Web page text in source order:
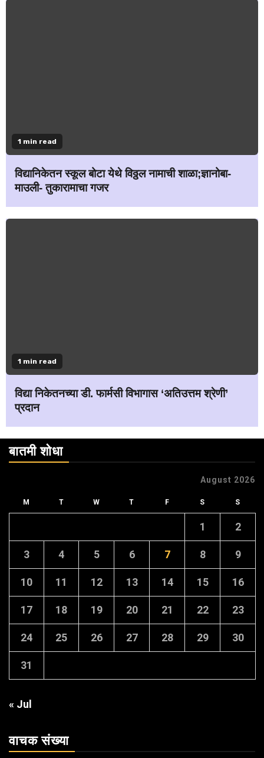
1 min read
विद्यानिकेतन स्कूल बोटा येथे विठ्ठल नामाची शाळा;ज्ञानोबा-
माउली- तुकारामाचा गजर
1 min read
विद्या निकेतनच्या डी. फार्मसी विभागास ‘अतिउत्तम श्रेणी’
प्रदान
बातमी शोधा
August 2026
M T W T F S S
1 2
3 4 5 6 7 8 9
10 11 12 13 14 15 16
17 18 19 20 21 22 23
24 25 26 27 28 29 30
31
« Jul
वाचक संख्या